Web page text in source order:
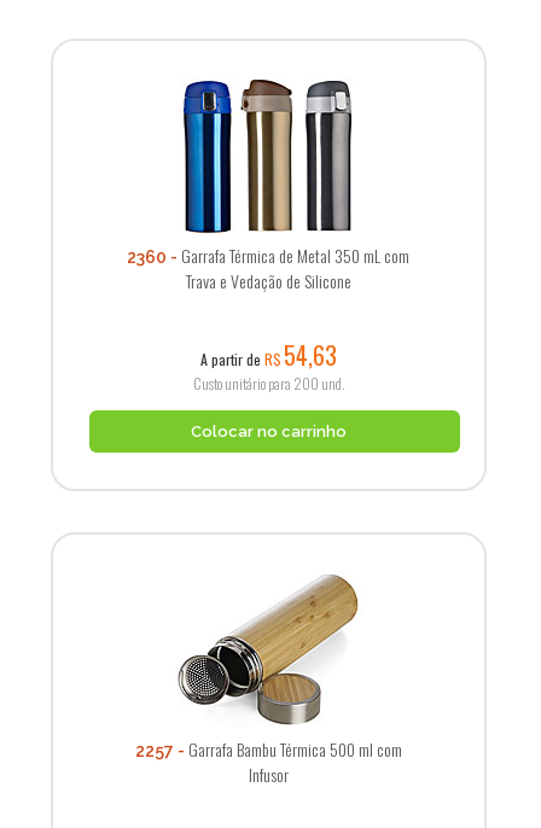
2360
Garrafa Térmica de Metal 350 mL com
Trava e Vedação de Silicone
A partir de R$ 54,63
Custo unitário para 200 und.
Colocar no carrinho
2257
Garrafa Bambu Térmica 500 ml com
Infusor